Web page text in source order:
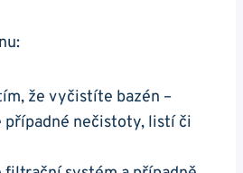
že vyčistíte bazén –
případné nečistoty, listí či